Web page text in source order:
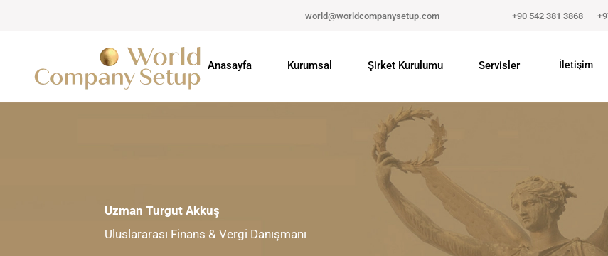
world@worldcompanysetup.com +90 542 381 3868
Anasayfa Kurumsal Şirket Kurulumu Servisler İletişim
Uzman Turgut Akkuş
Uluslararası Finans & Vergi Danışmanı